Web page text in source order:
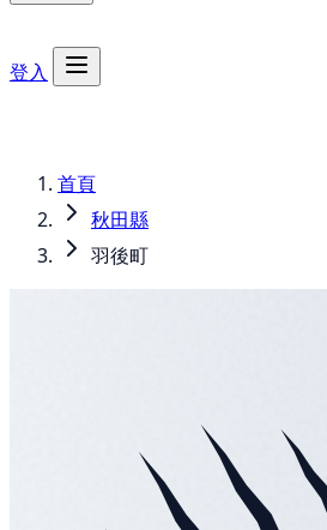
登入
首頁
秋田縣
羽後町